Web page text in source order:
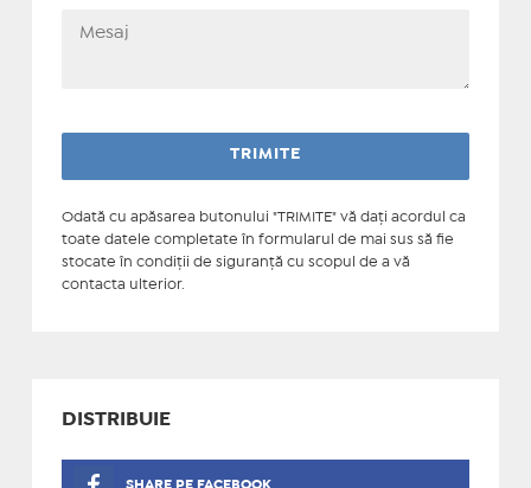
Odată cu apăsarea butonului "TRIMITE" vă daţi acordul ca
toate datele completate în formularul de mai sus să fie
stocate în condiţii de siguranţă cu scopul de a vă
contacta ulterior.
DISTRIBUIE
SHARE PE FACEBOOK